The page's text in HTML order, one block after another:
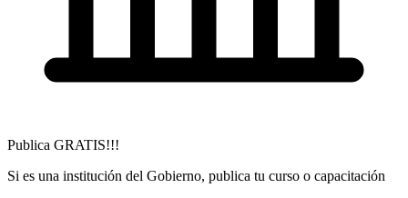
Publica GRATIS!!!
Si es una institución del Gobierno, publica tu curso o capacitación